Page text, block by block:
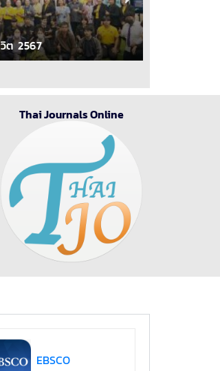
ต 2567
Thai Journals Online
EBSCO